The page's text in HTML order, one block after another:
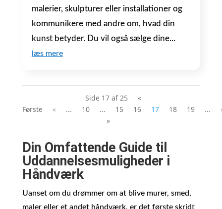
malerier, skulpturer eller installationer og
kommunikere med andre om, hvad din
kunst betyder. Du vil også sælge dine...
læs mere
Side 17 af 25
«
Første
« ... 10 ... 15 16 17 18 19 ...
»
Din Omfattende Guide til
Uddannelsesmuligheder i
Håndværk
Uanset om du drømmer om at blive murer, smed,
maler eller et andet håndværk, er det første skridt